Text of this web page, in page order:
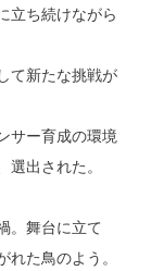
立ち続けながら
て新たな挑戦が
サー育成の環境
出された。
。舞台に立て
た鳥のよう。